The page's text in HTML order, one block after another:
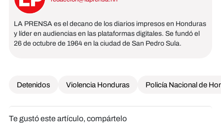
LA PRENSA es el decano de los diarios impresos en Honduras
y líder en audiencias en las plataformas digitales. Se fundó el
26 de octubre de 1964 en la ciudad de San Pedro Sula.
Detenidos Violencia Honduras Policía Nacional de
Te gustó este artículo, compártelo